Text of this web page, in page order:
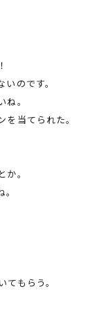
のです。
。
当てられた。
。
もらう。